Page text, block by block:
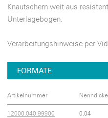
Knautschern weit aus
Unterlagebogen.
Verarbeitungshinweise per
FORMATE
Artikelnummer
12000.040.99900 0.04